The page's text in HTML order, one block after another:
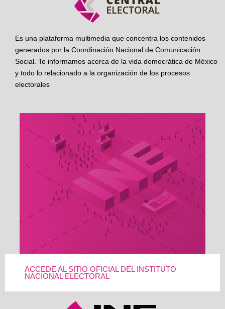
Es una plataforma multimedia que concentra los contenidos
generados por la Coordinación Nacional de Comunicación
Social. Te informamos acerca de la vida democrática de México
y todo lo relacionado a la organización de los procesos
electorales
ACCEDE AL SITIO OFICIAL DEL INSTITUTO
NACIONAL ELECTORAL